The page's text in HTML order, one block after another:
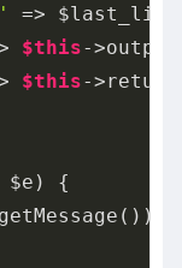
=>
$this-
$this-
$e) {